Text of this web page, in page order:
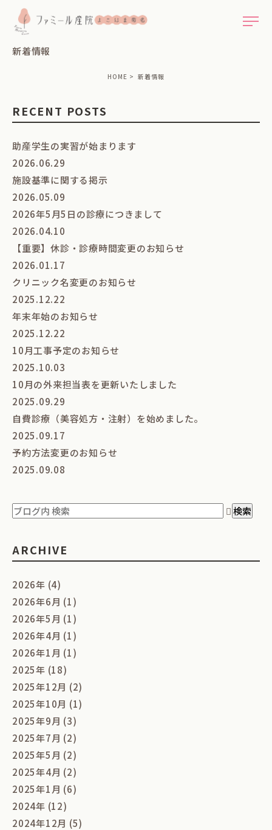
新着情報
HOME 新着情報
RECENT POSTS
助産学生の実習が始まります
2026.06.29
施設基準に関する掲示
2026.05.09
2026年5月5日の診療につきまして
2026.04.10
【重要】休診・診療時間変更のお知らせ
2026.01.17
クリニック名変更のお知らせ
2025.12.22
年末年始のお知らせ
2025.12.22
10月工事予定のお知らせ
2025.10.03
10月の外来担当表を更新いたしました
2025.09.29
自費診療（美容処方・注射）を始めました。
2025.09.17
予約方法変更のお知らせ
2025.09.08
ARCHIVE
2026年 (4)
2026年6月 (1)
2026年5月 (1)
2026年4月 (1)
2026年1月 (1)
2025年 (18)
2025年12月 (2)
2025年10月 (1)
2025年9月 (3)
2025年7月 (2)
2025年5月 (2)
2025年4月 (2)
2025年1月 (6)
2024年 (12)
2024年12月 (5)